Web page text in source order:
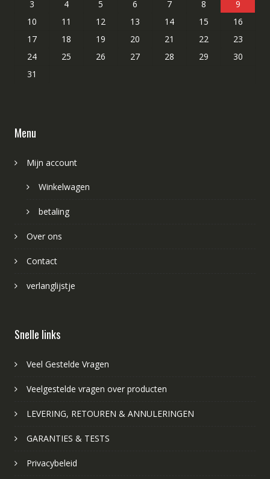
3
4 5 6 7 8
9
10
11 12 13 14 15
16
17
18 19 20 21 22
23
24
25 26 27 28 29
30
31
Menu
Mijn account
Winkelwagen
betaling
Over ons
Contact
verlanglijstje
Snelle links
Veel Gestelde Vragen
Veelgestelde vragen over producten
LEVERING, RETOUREN & ANNULERINGEN
GARANTIES & TESTS
Privacybeleid